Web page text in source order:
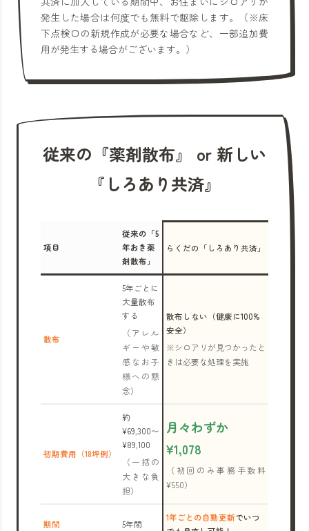
発生した場合は何度でも無料で駆除します。（※床
下点検口の新規作成が必要な場合など、一部追加費
用が発生する場合がございます。）
従来の『薬剤散布』 or 新しい
『しろあり共済』
項目
従来の「5
年おき薬
剤散布」
らくだの「しろあり共済」
散布
5年ごとに
大量散布
する
（アレル
ギーや敏
感なお子
様への懸
念）
散布しない（健康に100%
安全）
※シロアリが見つかったと
きは必要な処理を実施
初期費用（18坪例）
約
¥69,300〜
¥89,100
（一括の
大きな負
担）
月々わずか
¥1,078
（初回のみ事務手数料
¥550）
期間 5年間
1年ごとの自動更新でいつ